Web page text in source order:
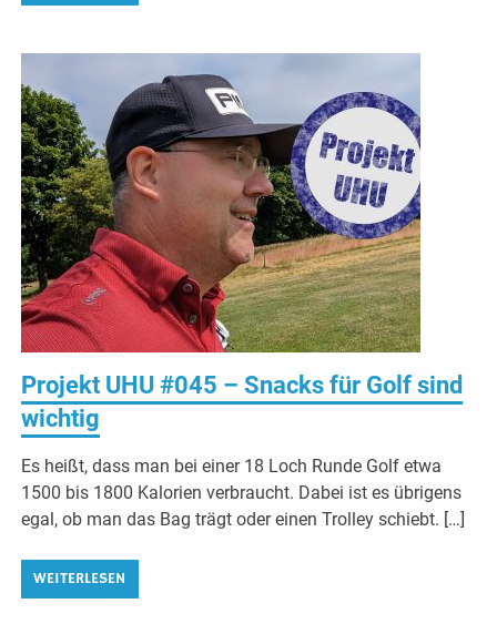
Projekt UHU #045 – Snacks für Golf sind
wichtig
Es heißt, dass man bei einer 18 Loch Runde Golf etwa
1500 bis 1800 Kalorien verbraucht. Dabei ist es übrigens
egal, ob man das Bag trägt oder einen Trolley schiebt. […]
WEITERLESEN